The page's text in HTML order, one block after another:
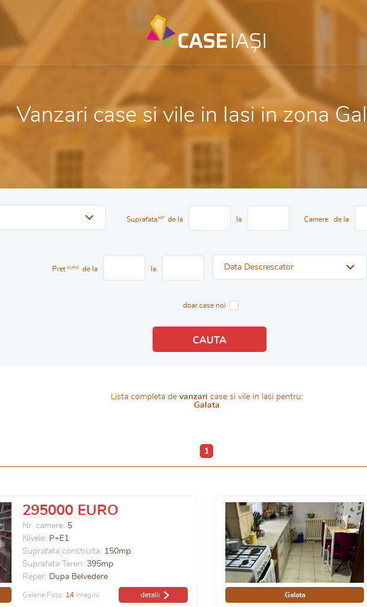
Vanzari case si vile in Iasi in zona
Suprafata MP de la la Camere de la
Pret EURO de la la Data Descrescator
doar case noi
Lista completa de vanzari case si vile in Iasi pentru:
Galata
1
295000 EURO
Nr. camere: 5
Nivele: P+E1
Suprafata construita: 150mp
Suprafata Teren: 395mp
Reper: Dupa Belvedere
Galerie Foto: 14 imagini detalii Galata